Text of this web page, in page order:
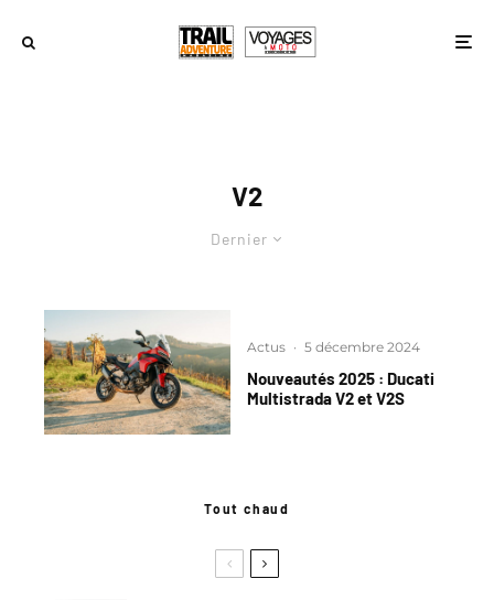
V2
Dernier
Actus · 5 décembre 2024
Nouveautés 2025 : Ducati
Multistrada V2 et V2S
Tout chaud